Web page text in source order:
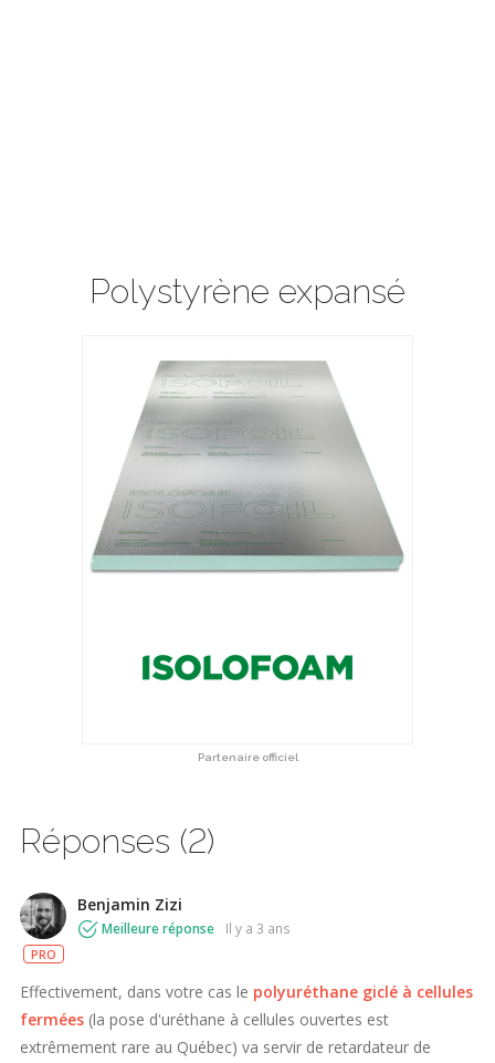
Polystyrène expansé
Partenaire officiel
Réponses (2)
PRO
Benjamin Zizi
Meilleure réponse il y a 3 ans
Effectivement, dans votre cas le polyuréthane giclé à cellules
fermées (la pose d'uréthane à cellules ouvertes est
extrêmement rare au Québec) va servir de retardateur de